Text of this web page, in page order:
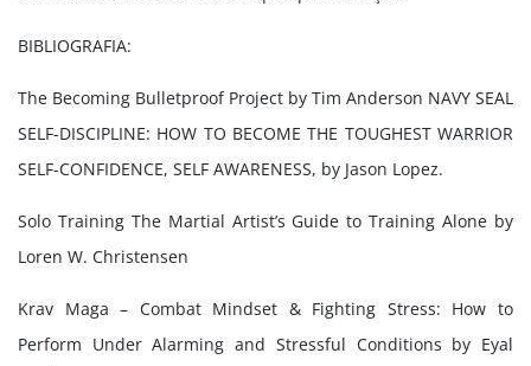
BIBLIOGRAFIA:
The Becoming Bulletproof Project by Tim Anderson NAVY SEAL
SELF-DISCIPLINE: HOW TO BECOME THE TOUGHEST WARRIOR
SELF-CONFIDENCE, SELF AWARENESS, by Jason Lopez.
Solo Training The Martial Artist’s Guide to Training Alone by
Loren W. Christensen
Krav Maga – Combat Mindset & Fighting Stress: How to
Perform Under Alarming and Stressful Conditions by Eyal